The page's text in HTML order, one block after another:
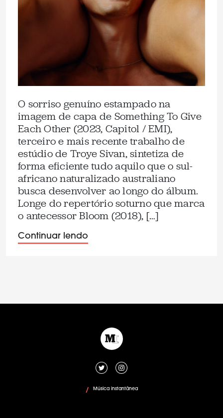
O sorriso genuíno estampado na
imagem de capa de Something To Give
Each Other (2023, Capitol / EMI),
terceiro e mais recente trabalho de
estúdio de Troye Sivan, sintetiza de
forma eficiente tudo aquilo que o sul-
africano naturalizado australiano
busca desenvolver ao longo do álbum.
Longe do repertório soturno que marca
o antecessor Bloom (2018), […]
Continuar lendo
/ Música instantânea